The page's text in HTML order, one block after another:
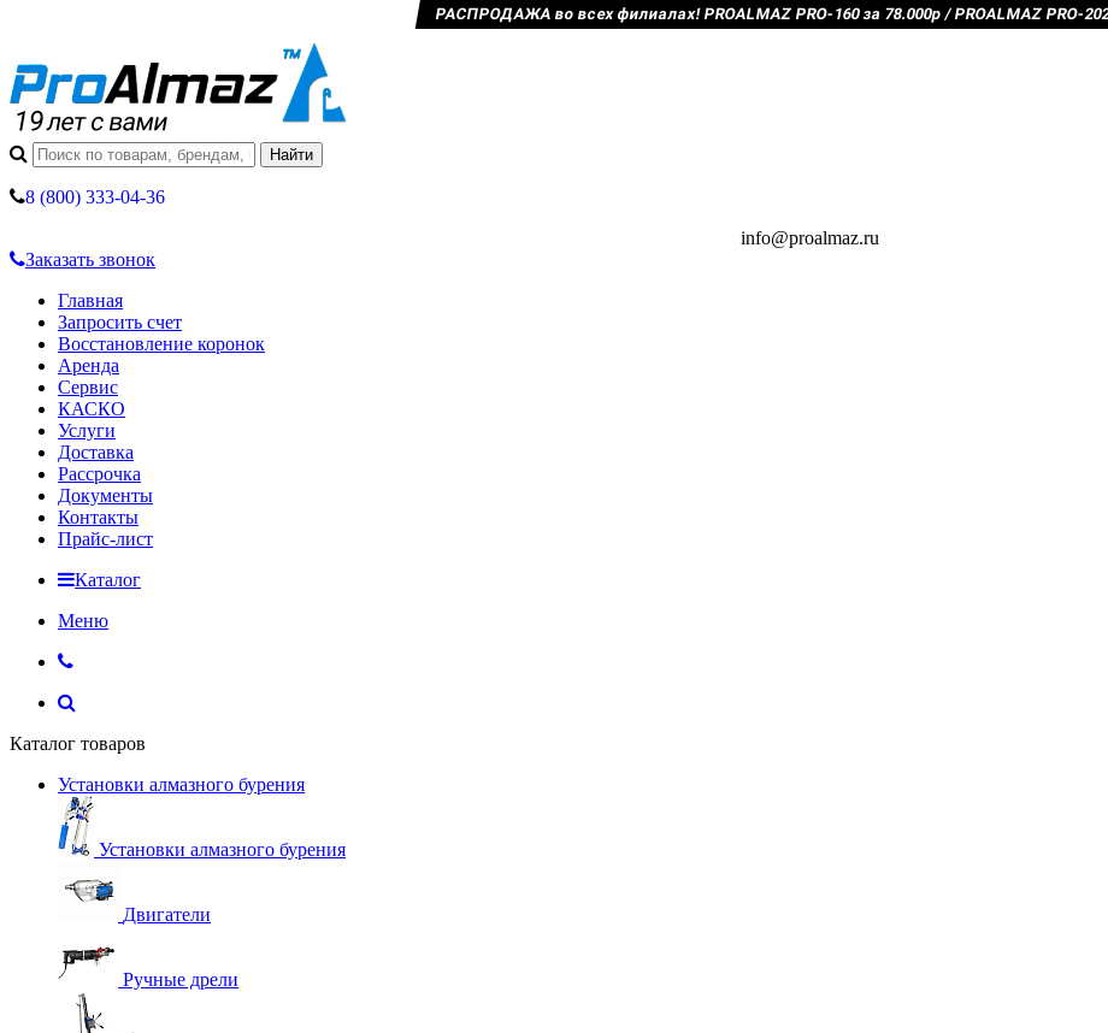
РАСПРОДАЖА во всех филиалах! PROALMAZ PRO-160 за 78.000р / PROALMAZ PRO-
8 (800) 333-04-36
info@proalmaz.ru
Заказать звонок
Главная
Запросить счет
Восстановление коронок
Аренда
Сервис
КАСКО
Услуги
Доставка
Рассрочка
Документы
Контакты
Прайс-лист
Каталог
Меню
Каталог товаров
Установки алмазного бурения
Установки алмазного бурения
Двигатели
Ручные дрели